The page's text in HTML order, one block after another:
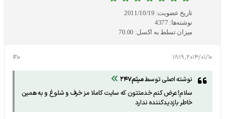
تاریخ عضویت: 2011/10/19
نوشته‌ها: 4377
میزان تسلط به اکسل: 70.00
#10 2014/01/10, 18:19
نوشته اصلی توسطمیثم247
سلام!عرض کنم خدمتتون که سایت کاملا مز خرف و شلوغ و به همین
خاطر بازدیدکننده ندارد